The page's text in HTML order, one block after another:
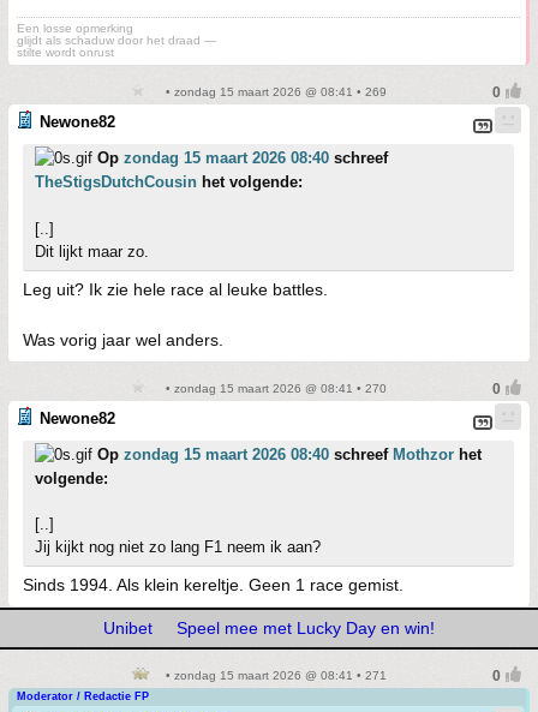
Een losse opmerking
glijdt als schaduw door het draad —
stilte wordt onrust
• zondag 15 maart 2026 @ 08:41 • 269
Newone82
Op zondag 15 maart 2026 08:40 schreef
TheStigsDutchCousin het volgende:
[..]
Dit lijkt maar zo.
Leg uit? Ik zie hele race al leuke battles.
Was vorig jaar wel anders.
• zondag 15 maart 2026 @ 08:41 • 270
Newone82
Op zondag 15 maart 2026 08:40 schreef Mothzor het
volgende:
[..]
Jij kijkt nog niet zo lang F1 neem ik aan?
Sinds 1994. Als klein kereltje. Geen 1 race gemist.
Unibet Speel mee met Lucky Day en win!
• zondag 15 maart 2026 @ 08:41 • 271
Moderator / Redactie FP